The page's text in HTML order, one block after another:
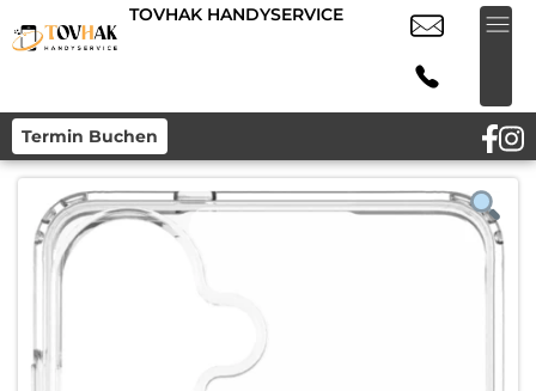
TOVHAK HANDYSERVICE
Termin Buchen